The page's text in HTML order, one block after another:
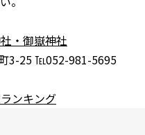
・御嶽神社
3-25 ℡052-981-5695
ンキング